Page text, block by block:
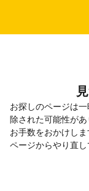
お探しのページは
除された可能性があ
お手数をおかけし
ページからやり直し